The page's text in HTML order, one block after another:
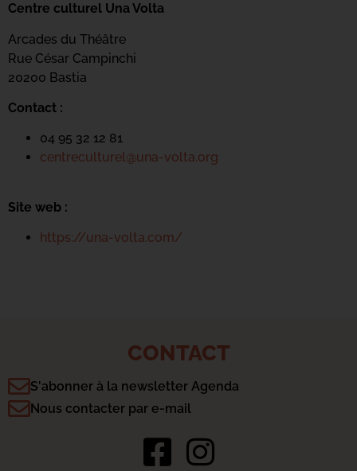
Centre culturel Una Volta
Arcades du Théâtre
Rue César Campinchi
20200 Bastia
Contact :
04 95 32 12 81
centreculturel@una-volta.org
Site web :
https://una-volta.com/
CONTACT
S'abonner à la newsletter Agenda
Nous contacter par e-mail